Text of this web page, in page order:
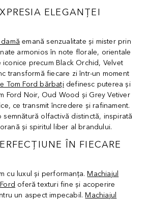
ELEGANȚEI
emană senzualitate și mister prin
armonios în note florale, orientale
iconice precum Black Orchid, Velvet
transformă fiecare zi într-un moment
Tom Ford bărbațidefinesc puterea și
Ford Noir, Oud Wood și Grey Vetiver
ce transmit încredere și rafinament.
semnătură olfactivă distinctă, inspirată
și spiritul liber al brandului.
ÎN FIECARE
cu luxul și performanța.Machiajul
oferă texturi fine și acoperire
un aspect impecabil.Machiajul